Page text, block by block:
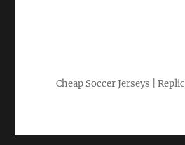
Cheap Soccer Jerseys |